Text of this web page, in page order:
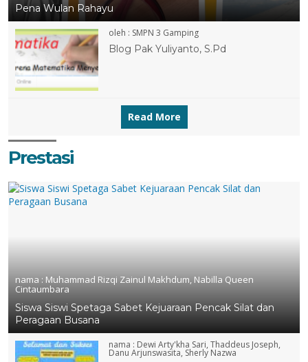
Pena Wulan Rahayu
oleh : SMPN 3 Gamping
Blog Pak Yuliyanto, S.Pd
Read More
Prestasi
nama : Muhammad Rizqi Zainul Makhdum, Nabilla Queen
Cintaumbara
Siswa Siswi Spetaga Sabet Kejuaraan Pencak Silat dan
Peragaan Busana
nama : Dewi Arty'kha Sari, Thaddeus Joseph,
Danu Arjunswasita, Sherly Nazwa
1 JUN 2018